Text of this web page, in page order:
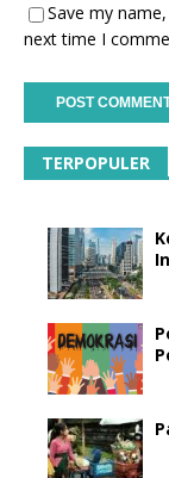
Save my
next time I
TERPOPULER